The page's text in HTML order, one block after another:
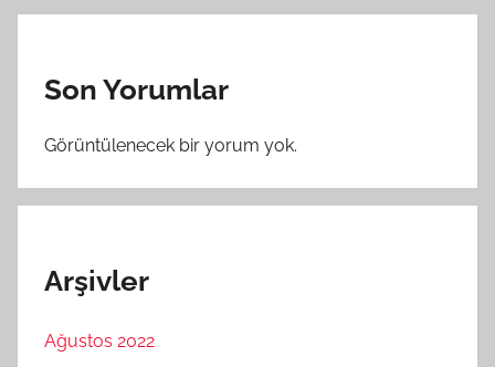
Son Yorumlar
Görüntülenecek bir yorum yok.
Arşivler
Ağustos 2022